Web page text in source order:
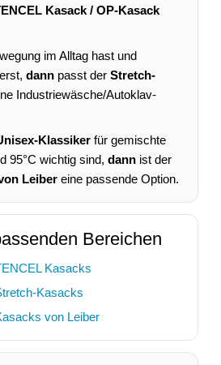
Kasack / OP-Kasack
im Alltag hast und
dann passt der Stretch-
Industriewäsche/Autoklav-
Klassiker für gemischte
95°C wichtig sind, dann ist der
Leiber eine passende Option.
Bereichen
Kasacks
Kasacks
von Leiber